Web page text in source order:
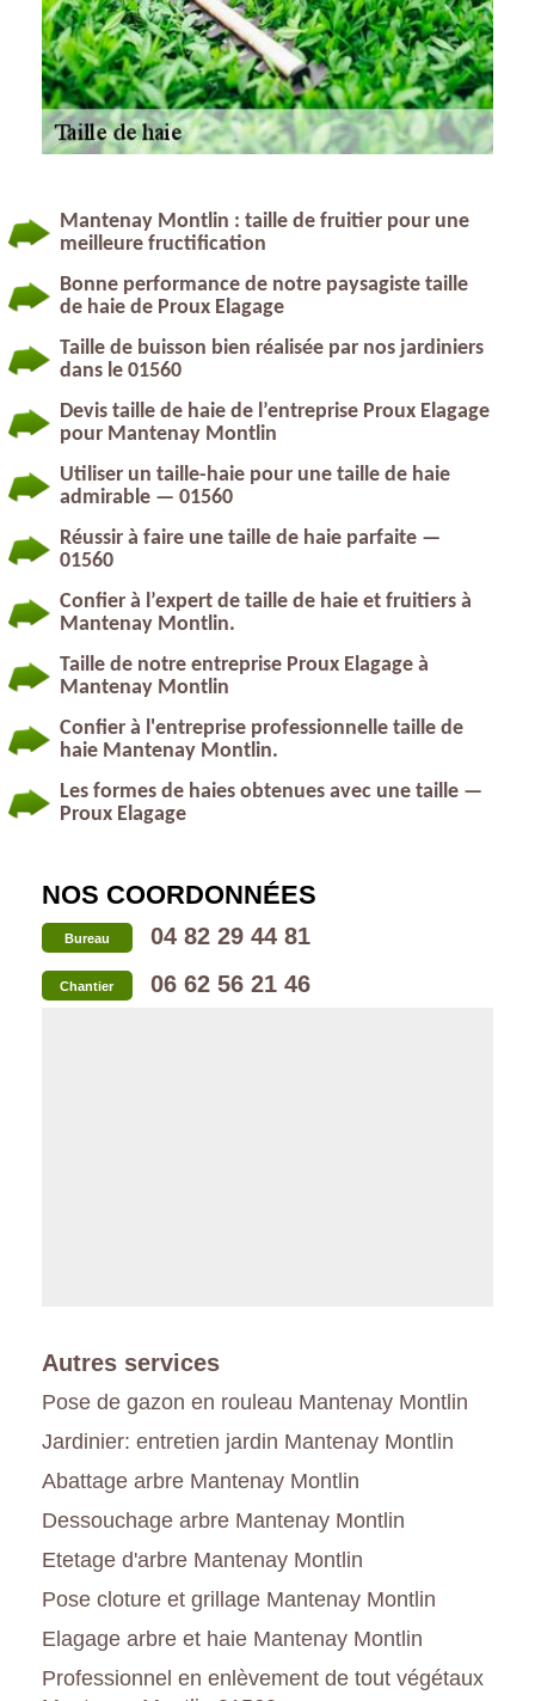
Mantenay Montlin : taille de fruitier pour une
meilleure fructification
Bonne performance de notre paysagiste taille
de haie de Proux Elagage
Taille de buisson bien réalisée par nos jardiniers
dans le 01560
Devis taille de haie de l’entreprise Proux Elagage
pour Mantenay Montlin
Utiliser un taille-haie pour une taille de haie
admirable — 01560
Réussir à faire une taille de haie parfaite —
01560
Confier à l’expert de taille de haie et fruitiers à
Mantenay Montlin.
Taille de notre entreprise Proux Elagage à
Mantenay Montlin
Confier à l'entreprise professionnelle taille de
haie Mantenay Montlin.
Les formes de haies obtenues avec une taille —
Proux Elagage
NOS COORDONNÉES
Bureau 04 82 29 44 81
Chantier 06 62 56 21 46
Autres services
Pose de gazon en rouleau Mantenay Montlin
Jardinier: entretien jardin Mantenay Montlin
Abattage arbre Mantenay Montlin
Dessouchage arbre Mantenay Montlin
Etetage d'arbre Mantenay Montlin
Pose cloture et grillage Mantenay Montlin
Elagage arbre et haie Mantenay Montlin
Professionnel en enlèvement de tout végétaux